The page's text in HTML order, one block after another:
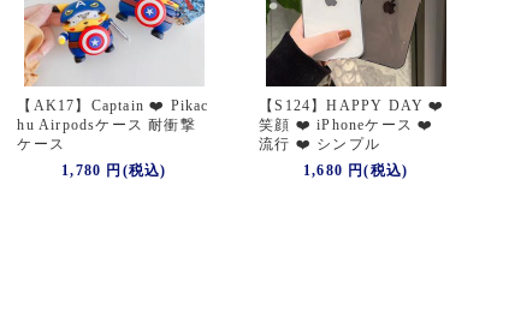
【AK17】Captain ❤️ Pikac
hu Airpodsケース 耐衝撃
ケース
1,780 円(税込)
【S124】HAPPY DAY ❤️
笑顔 ❤️ iPhoneケース ❤️
流行 ❤️ シンプル
1,680 円(税込)